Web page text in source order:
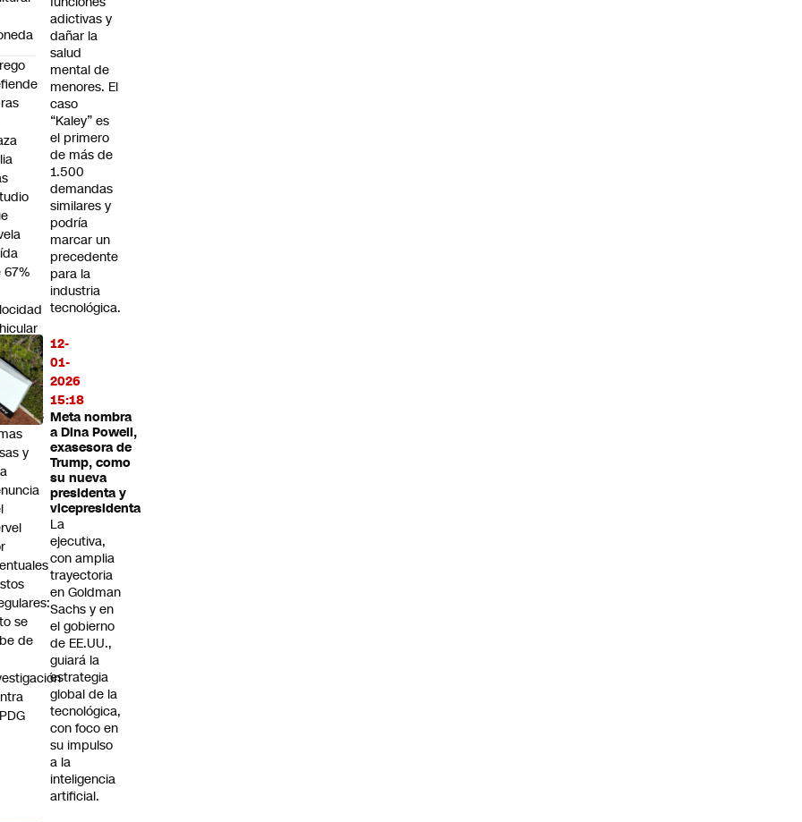
adictivas y
dañar la
salud
mental de
menores. El
caso
“Kaley” es
el primero
de más de
1.500
demandas
similares y
podría
marcar un
precedente
para la
industria
tecnológica.
12-
01-
2026
15:18
Meta nombra
a Dina Powell,
exasesora de
Trump, como
su nueva
presidenta y
vicepresidenta
La
ejecutiva,
con amplia
trayectoria
en Goldman
Sachs y en
el gobierno
de EE.UU.,
guiará la
estrategia
global de la
tecnológica,
con foco en
su impulso
a la
inteligencia
artificial.
67%
y
se
de